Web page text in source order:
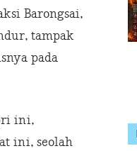
Barongsai,
tampak
pada
ini,
ini, seolah